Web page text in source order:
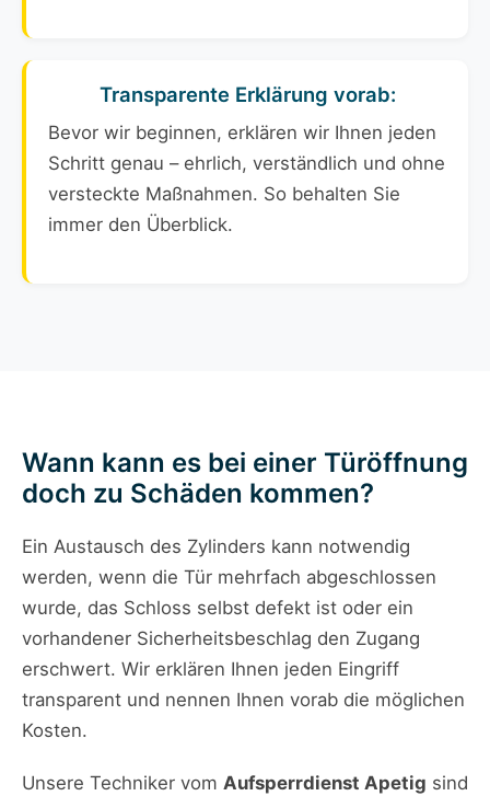
Transparente Erklärung vorab:
Bevor wir beginnen, erklären wir Ihnen jeden
Schritt genau – ehrlich, verständlich und ohne
versteckte Maßnahmen. So behalten Sie
immer den Überblick.
Wann kann es bei einer Türöffnung
doch zu Schäden kommen?
Ein Austausch des Zylinders kann notwendig
werden, wenn die Tür mehrfach abgeschlossen
wurde, das Schloss selbst defekt ist oder ein
vorhandener Sicherheitsbeschlag den Zugang
erschwert. Wir erklären Ihnen jeden Eingriff
transparent und nennen Ihnen vorab die möglichen
Kosten.
Unsere Techniker vom Aufsperrdienst Apetig sind